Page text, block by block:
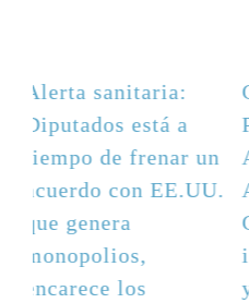
Alerta sanitaria:
Diputados está a
tiempo de frenar un
acuerdo con EE.UU.
que genera
monopolios,
encarece los